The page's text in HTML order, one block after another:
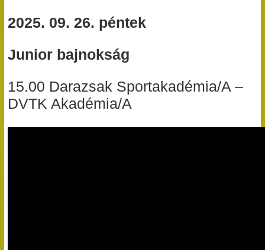
2025. 09. 26. péntek
Junior bajnokság
15.00 Darazsak Sportakadémia/A –
DVTK Akadémia/A